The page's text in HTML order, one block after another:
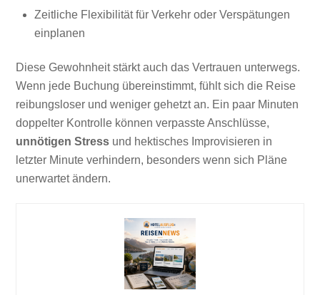
Zeitliche Flexibilität für Verkehr oder Verspätungen
einplanen
Diese Gewohnheit stärkt auch das Vertrauen unterwegs.
Wenn jede Buchung übereinstimmt, fühlt sich die Reise
reibungsloser und weniger gehetzt an. Ein paar Minuten
doppelter Kontrolle können verpasste Anschlüsse,
unnötigen Stress und hektisches Improvisieren in
letzter Minute verhindern, besonders wenn sich Pläne
unerwartet ändern.